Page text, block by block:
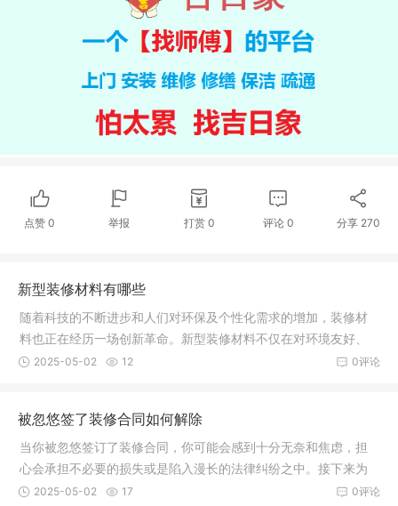
点赞0 举报 打赏 0 评论0 分享 270
新型装修材料有哪些
随着科技的不断进步和人们对环保及个性化需求的增加，装修材
料也正在经历一场创新革命。新型装修材料不仅在对环境友好、
功能性、
0评论
2025-05-02 12
被忽悠签了装修合同如何解除
当你被忽悠签订了装修合同，你可能会感到十分无奈和焦虑，担
心会承担不必要的损失或是陷入漫长的法律纠纷之中。接下来为
大家介绍
0评论
2025-05-02 17